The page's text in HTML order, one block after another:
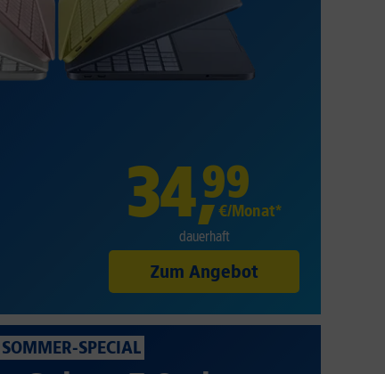
34,99
€/Monat*
dauerhaft
Zum Angebot
SPECIAL